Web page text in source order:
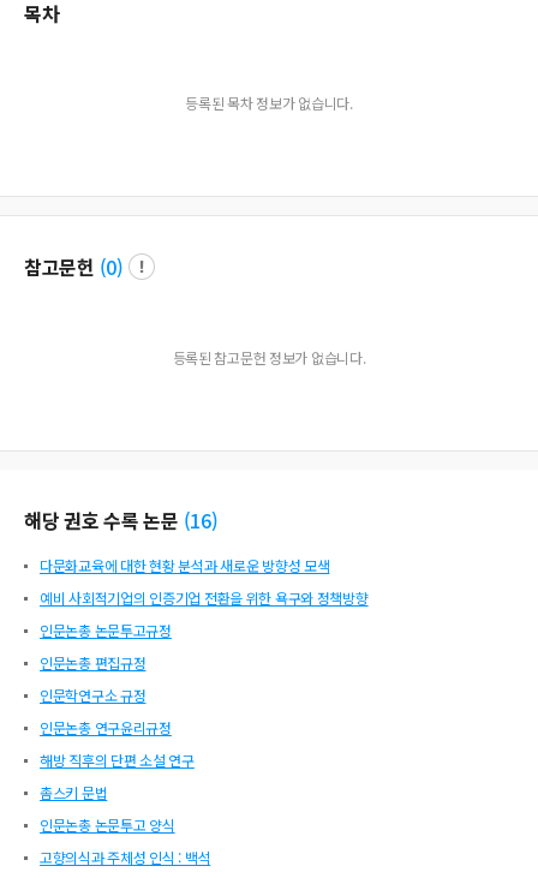
목차
등록된 목차 정보가 없습니다.
참고문헌 (0)
등록된 참고문헌 정보가 없습니다.
해당 권호 수록 논문 (16)
다문화교육에 대한 현황 분석과 새로운 방향성 모색
예비 사회적기업의 인증기업 전환을 위한 욕구와 정책방향
인문논총 논문투고규정
인문논총 편집규정
인문학연구소 규정
인문논총 연구윤리규정
해방 직후의 단편 소설 연구
촘스키 문법
인문논총 논문투고 양식
고향의식과 주체성 인식 : 백석